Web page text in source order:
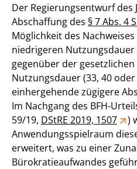
Der Regierungsentwurf des
Abschaffung des § 7 Abs. 4
Möglichkeit des
niedrigeren
gegenüber der
Nutzungsdauer (33, 40
einhergehende zügigere
Im Nachgang des BFH-
59/19, DStRE 2019, 1507
)
Anwendungsspielraum
erweitert, was zu einer
Bürokratieaufwandes